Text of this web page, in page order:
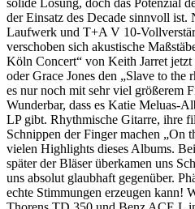
der Einsatz des Decade sinnvoll ist.
Laufwerk und T+A V 10-
verschoben sich akustische
Köln Concert“ von Keith Jarret jetzt
oder Grace Jones den „Slave to the
es nur noch mit sehr viel größerem
Wunderbar, dass es Katie Meluas-
LP gibt. Rhythmische Gitarre, ihre
Schnippen der Finger machen „On
vielen Highlights dieses Albums.
später der Bläser überkamen uns
uns absolut glaubhaft gegenüber.
echte Stimmungen erzeugen kann!